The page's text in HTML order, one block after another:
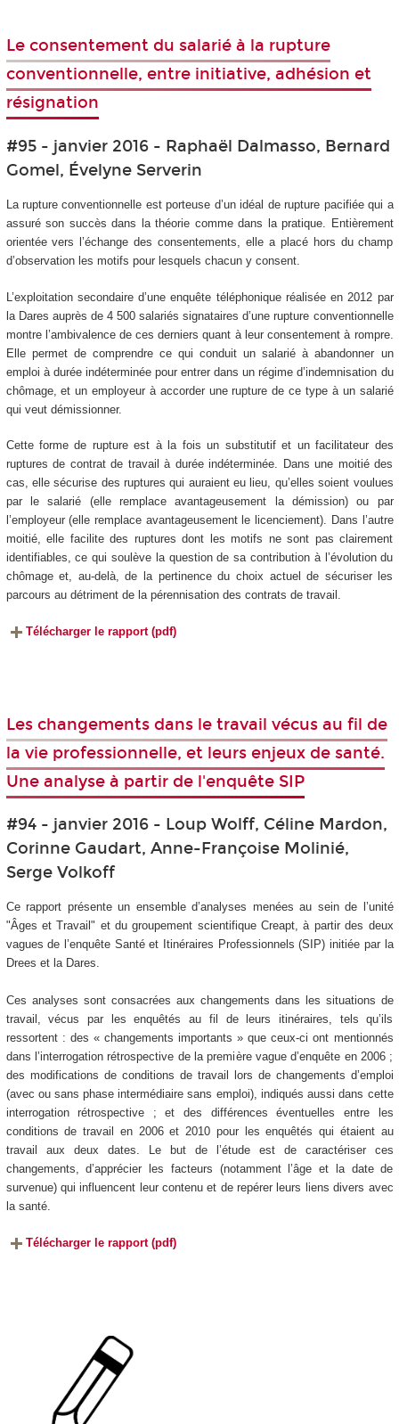
Le consentement du salarié à la rupture
conventionnelle, entre initiative, adhésion et
résignation
#95 - janvier 2016 - Raphaël Dalmasso, Bernard
Gomel, Évelyne Serverin
La rupture conventionnelle est porteuse d’un idéal de rupture pacifiée qui a
assuré son succès dans la théorie comme dans la pratique. Entièrement
orientée vers l’échange des consentements, elle a placé hors du champ
d’observation les motifs pour lesquels chacun y consent.
L’exploitation secondaire d’une enquête téléphonique réalisée en 2012 par
la Dares auprès de 4 500 salariés signataires d’une rupture conventionnelle
montre l’ambivalence de ces derniers quant à leur consentement à rompre.
Elle permet de comprendre ce qui conduit un salarié à abandonner un
emploi à durée indéterminée pour entrer dans un régime d’indemnisation du
chômage, et un employeur à accorder une rupture de ce type à un salarié
qui veut démissionner.
Cette forme de rupture est à la fois un substitutif et un facilitateur des
ruptures de contrat de travail à durée indéterminée. Dans une moitié des
cas, elle sécurise des ruptures qui auraient eu lieu, qu’elles soient voulues
par le salarié (elle remplace avantageusement la démission) ou par
l’employeur (elle remplace avantageusement le licenciement). Dans l’autre
moitié, elle facilite des ruptures dont les motifs ne sont pas clairement
identifiables, ce qui soulève la question de sa contribution à l’évolution du
chômage et, au-delà, de la pertinence du choix actuel de sécuriser les
parcours au détriment de la pérennisation des contrats de travail.
Télécharger le rapport (pdf)
Les changements dans le travail vécus au fil de
la vie professionnelle, et leurs enjeux de santé.
Une analyse à partir de l'enquête SIP
#94 - janvier 2016 - Loup Wolff, Céline Mardon,
Corinne Gaudart, Anne-Françoise Molinié,
Serge Volkoff
Ce rapport présente un ensemble d’analyses menées au sein de l’unité
"Âges et Travail" et du groupement scientifique Creapt, à partir des deux
vagues de l’enquête Santé et Itinéraires Professionnels (SIP) initiée par la
Drees et la Dares.
Ces analyses sont consacrées aux changements dans les situations de
travail, vécus par les enquêtés au fil de leurs itinéraires, tels qu’ils
ressortent : des « changements importants » que ceux-ci ont mentionnés
dans l’interrogation rétrospective de la première vague d’enquête en 2006 ;
des modifications de conditions de travail lors de changements d’emploi
(avec ou sans phase intermédiaire sans emploi), indiqués aussi dans cette
interrogation rétrospective ; et des différences éventuelles entre les
conditions de travail en 2006 et 2010 pour les enquêtés qui étaient au
travail aux deux dates. Le but de l’étude est de caractériser ces
changements, d’apprécier les facteurs (notamment l’âge et la date de
survenue) qui influencent leur contenu et de repérer leurs liens divers avec
la santé.
Télécharger le rapport (pdf)